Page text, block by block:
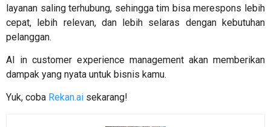
layanan saling terhubung, sehingga tim bisa merespons lebih
cepat, lebih relevan, dan lebih selaras dengan kebutuhan
pelanggan.
AI in customer experience management akan memberikan
dampak yang nyata untuk bisnis kamu.
Yuk, coba Rekan.ai sekarang!